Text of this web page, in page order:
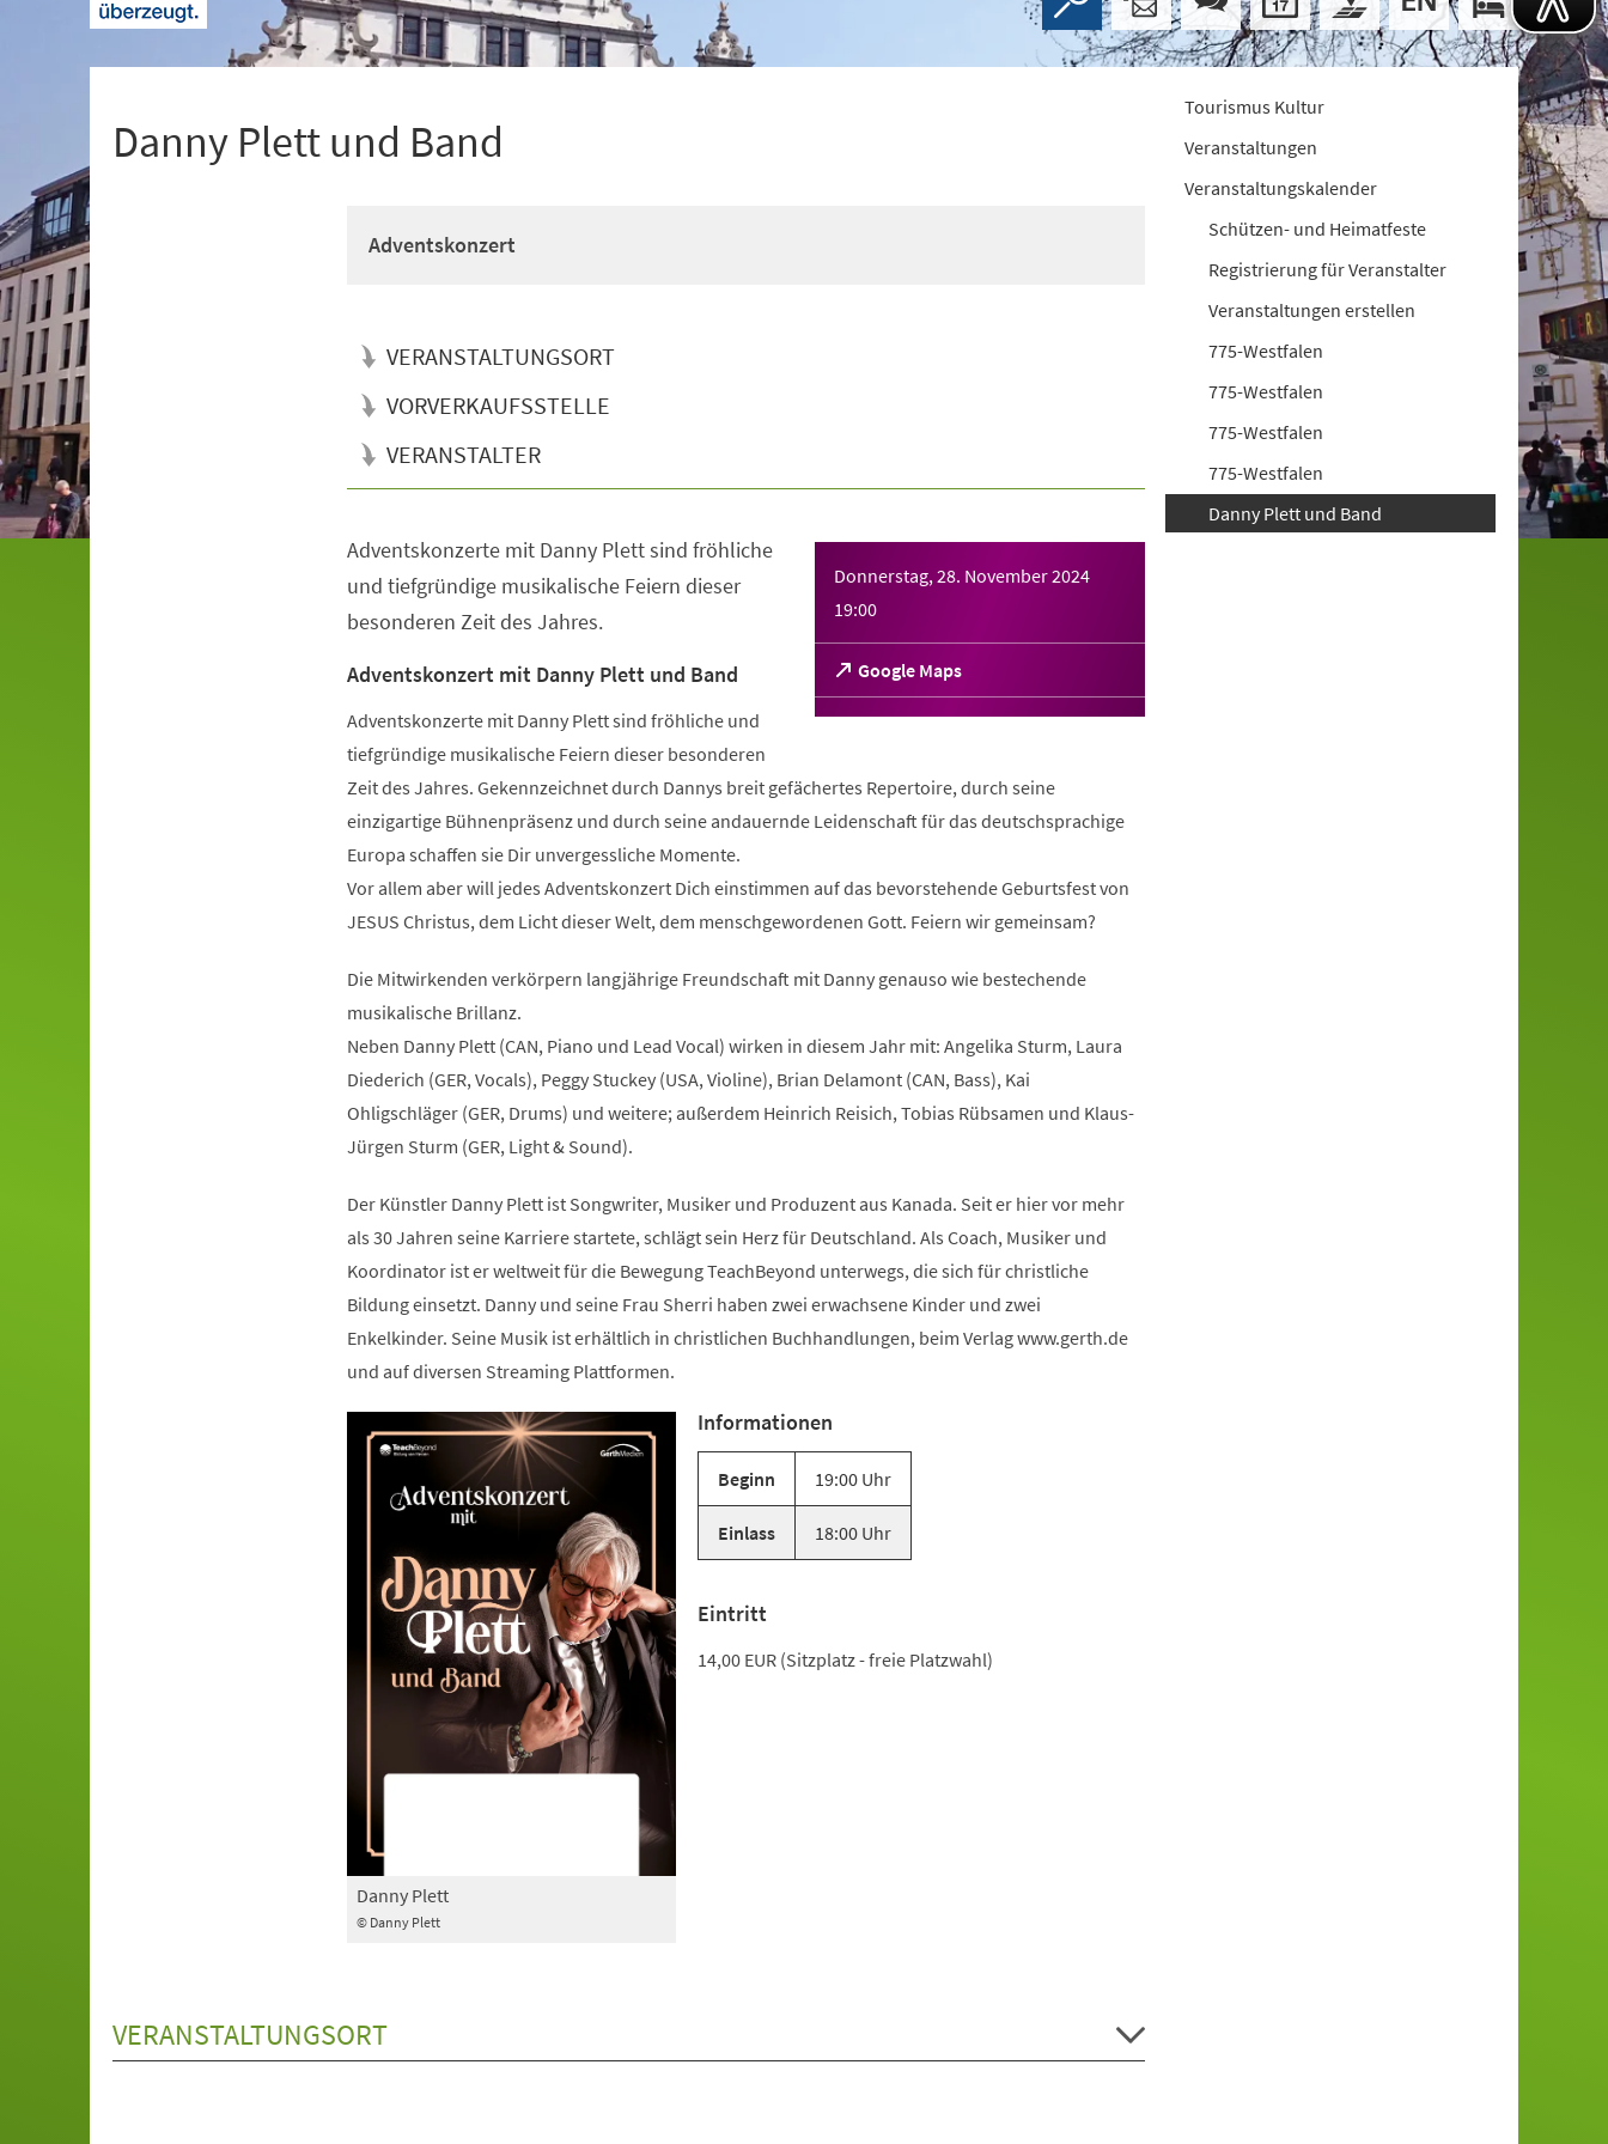
Danny Plett und Band
Adventskonzert
VERANSTALTUNGSORT
VORVERKAUFSSTELLE
VERANSTALTER
Donnerstag, 28. November 2024
19:00
Google Maps
(Öffnet
in
einem
Adventskonzerte mit Danny Plett sind fröhliche
und tiefgründige musikalische Feiern dieser
besonderen Zeit des Jahres.
Adventskonzert mit Danny Plett und Band
Adventskonzerte mit Danny Plett sind fröhliche und
tiefgründige musikalische Feiern dieser besonderen
Zeit des Jahres. Gekennzeichnet durch Dannys breit gefächertes Repertoire, durch seine
einzigartige Bühnenpräsenz und durch seine andauernde Leidenschaft für das deutschsprachige
Europa schaffen sie Dir unvergessliche Momente.
Vor allem aber will jedes Adventskonzert Dich einstimmen auf das bevorstehende Geburtsfest von
JESUS Christus, dem Licht dieser Welt, dem menschgewordenen Gott. Feiern wir gemeinsam?
Die Mitwirkenden verkörpern langjährige Freundschaft mit Danny genauso wie bestechende
musikalische Brillanz.
Neben Danny Plett (CAN, Piano und Lead Vocal) wirken in diesem Jahr mit: Angelika Sturm, Laura
Diederich (GER, Vocals), Peggy Stuckey (USA, Violine), Brian Delamont (CAN, Bass), Kai
Ohligschläger (GER, Drums) und weitere; außerdem Heinrich Reisich, Tobias Rübsamen und Klaus-
Jürgen Sturm (GER, Light & Sound).
Der Künstler Danny Plett ist Songwriter, Musiker und Produzent aus Kanada. Seit er hier vor mehr
als 30 Jahren seine Karriere startete, schlägt sein Herz für Deutschland. Als Coach, Musiker und
Koordinator ist er weltweit für die Bewegung TeachBeyond unterwegs, die sich für christliche
Bildung einsetzt. Danny und seine Frau Sherri haben zwei erwachsene Kinder und zwei
Enkelkinder. Seine Musik ist erhältlich in christlichen Buchhandlungen, beim Verlag www.gerth.de
und auf diversen Streaming Plattformen.
© Danny Plett
Danny Plett
Informationen
Beginn 19:00 Uhr
Einlass 18:00 Uhr
Eintritt
14,00 EUR (Sitzplatz - freie Platzwahl)
VERANSTALTUNGSORT
Tourismus Kultur
Veranstaltungen
Veranstaltungskalender
Schützen- und Heimatfeste
Registrierung für Veranstalter
Veranstaltungen erstellen
775-Westfalen
775-Westfalen
775-Westfalen
775-Westfalen
Danny Plett und Band